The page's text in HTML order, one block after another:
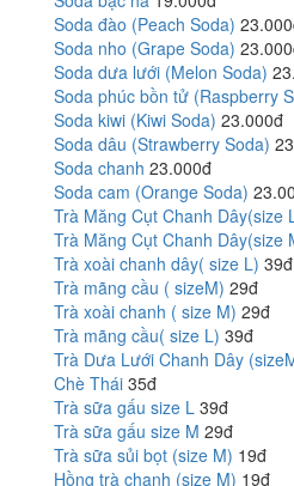
Soda đào (Peach Soda)
Soda nho (Grape Soda)
Soda dưa lưới (Melon Soda)
Soda phúc bồn tử (Raspberry
Soda kiwi (Kiwi Soda) 23.000đ
Soda dâu (Strawberry Soda)
Soda chanh 23.000đ
Soda cam (Orange Soda)
Trà Măng Cụt Chanh Dây(size
Trà Măng Cụt Chanh Dây(size
Trà xoài chanh dây( size L) 39đ
Trà mãng cầu ( sizeM) 29đ
Trà xoài chanh ( size M) 29đ
Trà mãng cầu( size L) 39đ
Trà Dưa Lưới Chanh Dây
Chè Thái 35đ
Trà sữa gấu size L 39đ
Trà sữa gấu size M 29đ
Trà sữa sủi bọt (size M) 19đ
Hồng trà chanh (size M) 19đ